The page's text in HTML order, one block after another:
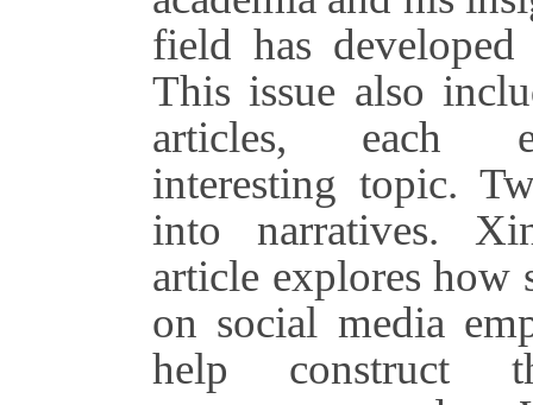
field has
This issue also
articles, each
interesting topic.
into narratives.
article explores how
on social media
help construct